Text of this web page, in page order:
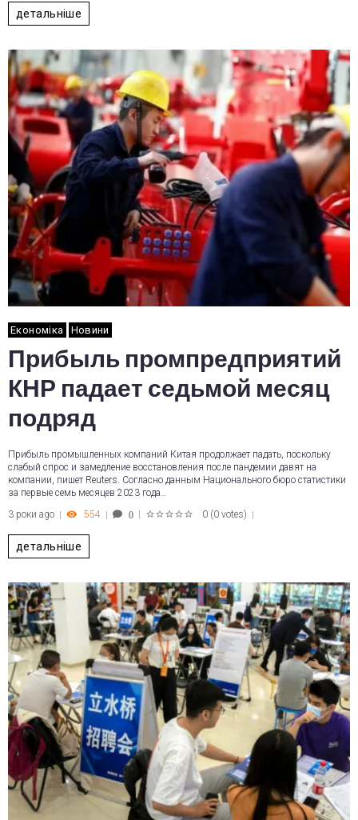
детальніше
Економіка Новини
Прибыль промпредприятий
КНР падает седьмой месяц
подряд
Прибыль промышленных компаний Китая продолжает падать, поскольку
слабый спрос и замедление восстановления после пандемии давят на
компании, пишет Reuters. Согласно данным Национального бюро статистики
за первые семь месяцев 2023 года…
3 роки ago
554 0 0 (0 votes)
детальніше